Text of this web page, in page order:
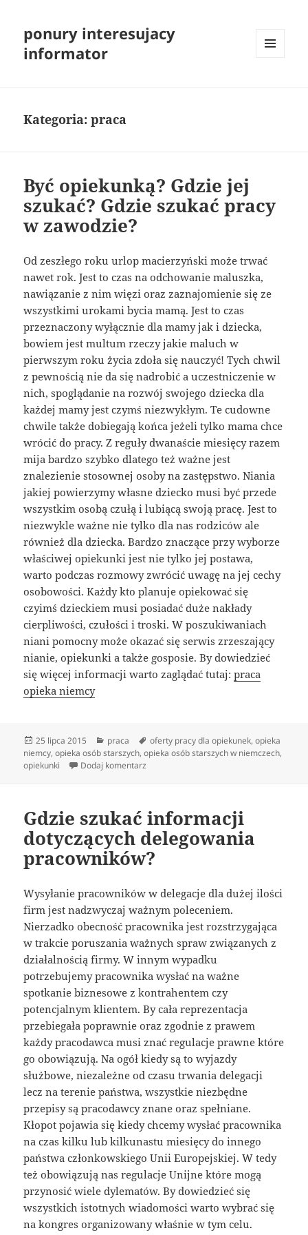
ponury interesujacy
informator
Kategoria:praca
Być opiekunką? Gdzie jej
szukać? Gdzie szukać pracy
w zawodzie?
Od zeszłego roku urlop macierzyński może trwać
nawet rok. Jest to czas na odchowanie maluszka,
nawiązanie z nim więzi oraz zaznajomienie się ze
wszystkimi urokami bycia mamą. Jest to czas
przeznaczony wyłącznie dla mamy jak i dziecka,
bowiem jest multum rzeczy jakie maluch w
pierwszym roku życia zdoła się nauczyć! Tych chwil
z pewnością nie da się nadrobić a uczestniczenie w
nich, spoglądanie na rozwój swojego dziecka dla
każdej mamy jest czymś niezwykłym. Te cudowne
chwile także dobiegają końca jeżeli tylko mama chce
wrócić do pracy. Z reguły dwanaście miesięcy razem
mija bardzo szybko dlatego też ważne jest
znalezienie stosownej osoby na zastępstwo. Niania
jakiej powierzymy własne dziecko musi być przede
wszystkim osobą czułą i lubiącą swoją pracę. Jest to
niezwykle ważne nie tylko dla nas rodziców ale
również dla dziecka. Bardzo znaczące przy wyborze
właściwej opiekunki jest nie tylko jej postawa,
warto podczas rozmowy zwrócić uwagę na jej cechy
osobowości. Każdy kto planuje opiekować się
czyimś dzieckiem musi posiadać duże nakłady
cierpliwości, czułości i troski. W poszukiwaniach
niani pomocny może okazać się serwis zrzeszający
nianie, opiekunki a także gosposie. By dowiedzieć
się więcej informacji warto zaglądać tutaj:praca
opieka niemcy
Data
publikacji
25 lipca 2015 Kategorie
praca Tagi
oferty pracy dla opiekunek,opieka
niemcy,opieka osób starszych,opieka osób starszych w niemczech,
opiekunki
Dodaj komentarz
Gdzie szukać informacji
dotyczących delegowania
pracowników?
Wysyłanie pracowników w delegacje dla dużej ilości
firm jest nadzwyczaj ważnym poleceniem.
Nierzadko obecność pracownika jest rozstrzygająca
w trakcie poruszania ważnych spraw związanych z
działalnością firmy. W innym wypadku
potrzebujemy pracownika wysłać na ważne
spotkanie biznesowe z kontrahentem czy
potencjalnym klientem. By cała reprezentacja
przebiegała poprawnie oraz zgodnie z prawem
każdy pracodawca musi znać regulacje prawne które
go obowiązują. Na ogół kiedy są to wyjazdy
służbowe, niezależne od czasu trwania delegacji
lecz na terenie państwa, wszystkie niezbędne
przepisy są pracodawcy znane oraz spełniane.
Kłopot pojawia się kiedy chcemy wysłać pracownika
na czas kilku lub kilkunastu miesięcy do innego
państwa członkowskiego Unii Europejskiej. W tedy
też obowiązują nas regulacje Unijne które mogą
przynosić wiele dylematów. By dowiedzieć się
wszystkich istotnych wiadomości warto wybrać się
na kongres organizowany właśnie w tym celu.